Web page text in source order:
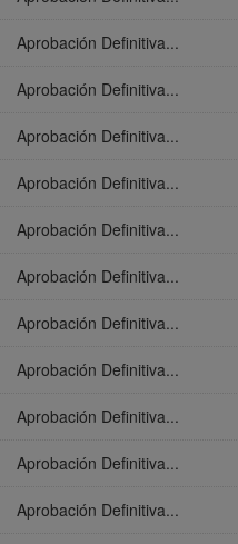
Aprobación Definitiva...
Aprobación Definitiva...
Aprobación Definitiva...
Aprobación Definitiva...
Aprobación Definitiva...
Aprobación Definitiva...
Aprobación Definitiva...
Aprobación Definitiva...
Aprobación Definitiva...
Aprobación Definitiva...
Aprobación Definitiva...